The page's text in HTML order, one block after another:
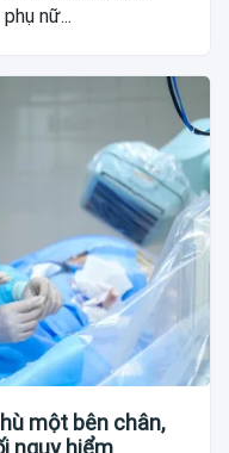
nữ...
một bên chân,
nguy hiểm